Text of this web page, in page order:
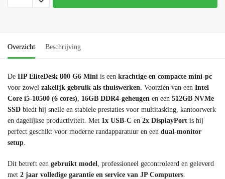
Overzicht Beschrijving
De HP EliteDesk 800 G6 Mini is een krachtige en compacte mini‑pc
voor zowel zakelijk gebruik als thuiswerken. Voorzien van een Intel
Core i5‑10500 (6 cores), 16GB DDR4‑geheugen en een 512GB NVMe
SSD biedt hij snelle en stabiele prestaties voor multitasking, kantoorwerk
en dagelijkse productiviteit. Met 1x USB‑C en 2x DisplayPort is hij
perfect geschikt voor moderne randapparatuur en een dual‑monitor
setup.
Dit betreft een gebruikt model , professioneel gecontroleerd en geleverd
met 2 jaar volledige garantie en service van JP Computers